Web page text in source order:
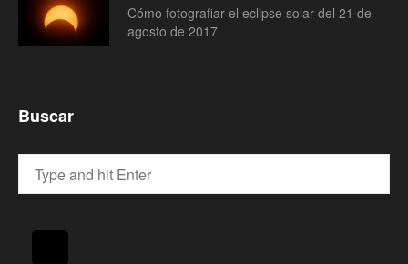
Cómo fotografiar el eclipse solar del 21 de
agosto de 2017
Buscar